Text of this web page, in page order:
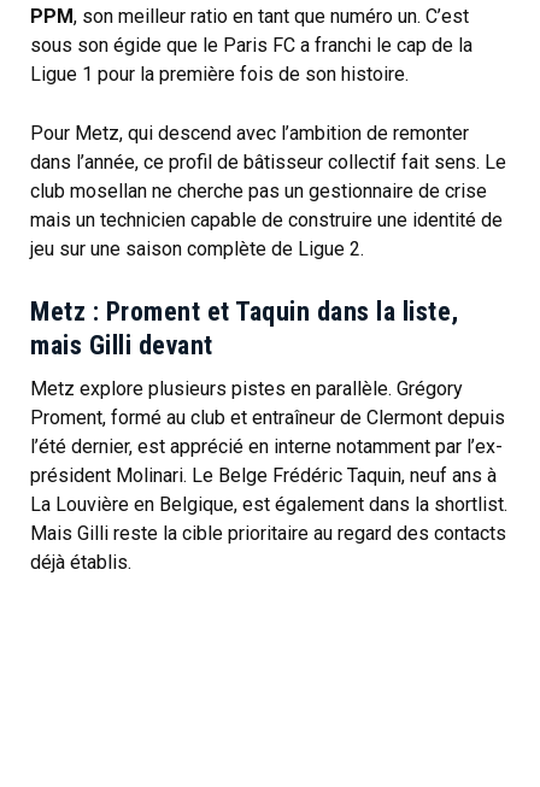
PPM, son meilleur ratio en tant que numéro un. C’est
sous son égide que le Paris FC a franchi le cap de la
Ligue 1 pour la première fois de son histoire.
Pour Metz, qui descend avec l’ambition de remonter
dans l’année, ce profil de bâtisseur collectif fait sens. Le
club mosellan ne cherche pas un gestionnaire de crise
mais un technicien capable de construire une identité de
jeu sur une saison complète de Ligue 2.
Metz : Proment et Taquin dans la liste,
mais Gilli devant
Metz explore plusieurs pistes en parallèle. Grégory
Proment, formé au club et entraîneur de Clermont depuis
l’été dernier, est apprécié en interne notamment par l’ex-
président Molinari. Le Belge Frédéric Taquin, neuf ans à
La Louvière en Belgique, est également dans la shortlist.
Mais Gilli reste la cible prioritaire au regard des contacts
déjà établis.